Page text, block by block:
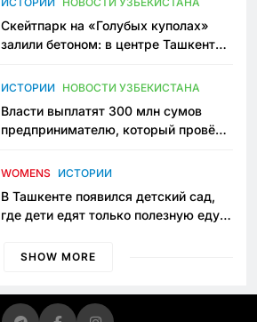
Скейтпарк на «Голубых куполах»
залили бетоном: в центре Ташкента
пространство
ИСТОРИИ НОВОСТИ УЗБЕКИСТАНА
Власти выплатят 300 млн сумов
предпринимателю, который провёл
приговору
WOMENS ИСТОРИИ
В Ташкенте появился детский сад,
где дети едят только полезную еду.
просить «кашу без сахара»
SHOW MORE